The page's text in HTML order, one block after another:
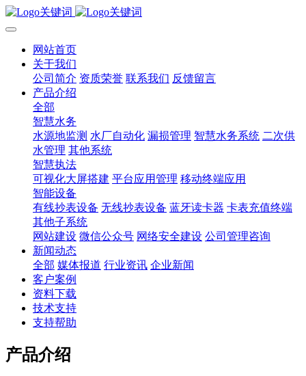
网站首页
关于我们
公司简介 资质荣誉 联系我们 反馈留言
产品介绍
全部
智慧水务
水源地监测 水厂自动化 漏损管理 智慧水务系统 二次供
水管理 其他系统
智慧执法
可视化大屏搭建 平台应用管理 移动终端应用
智能设备
有线抄表设备 无线抄表设备 蓝牙读卡器 卡表充值终端
其他子系统
网站建设 微信公众号 网络安全建设 公司管理咨询
新闻动态
全部 媒体报道 行业资讯 企业新闻
客户案例
资料下载
技术支持
支持帮助
产品介绍